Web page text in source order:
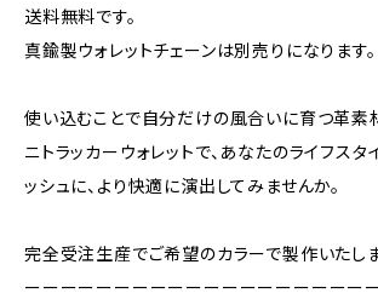
送料無料です。
真鍮製ウォレットチェーンは別売りになります。
使い込むことで自分だけの風合いに育つ革素
ニトラッカーウォレットで、あなたのライフスタ
ッシュに、より快適に演出してみませんか。
完全受注生産でご希望のカラーで製作いたしま
ーーーーーーーーーーーーーーーーーーー